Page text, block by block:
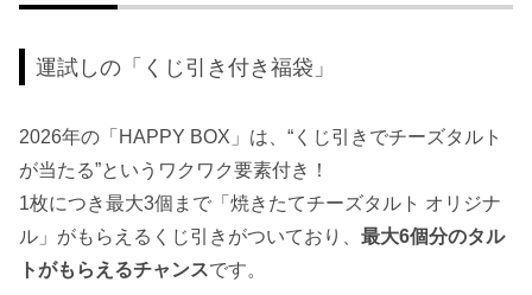
運試しの「くじ引き付き福袋」
2026年の「HAPPY BOX」は、“くじ引きでチーズタルト
が当たる”というワクワク要素付き！
1枚につき最大3個まで「焼きたてチーズタルト オリジナ
ル」がもらえるくじ引きがついており、 最大6個分のタル
トがもらえるチャンスです。